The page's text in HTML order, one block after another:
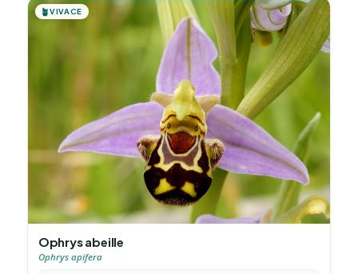
🪴VIVACE
Ophrys abeille
Ophrys apifera